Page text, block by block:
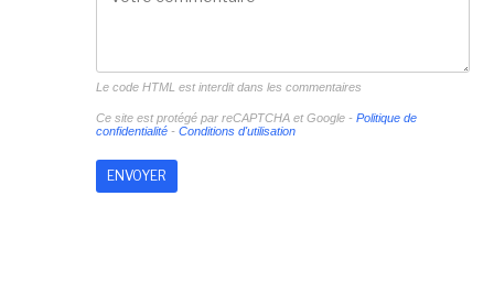
Le code HTML est interdit dans les commentaires
Ce site est protégé par reCAPTCHA et Google - Politique de
confidentialité- Conditions d'utilisation